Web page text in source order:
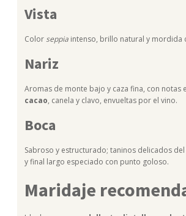
Vista
Colorseppia intenso, brillo natural y mordida
Nariz
Aromas de monte bajo y caza fina, con notas
cacao, canela y clavo, envueltas por el vino.
Boca
Sabroso y estructurado; taninos delicados
y final largo especiado con punto goloso.
Maridaje